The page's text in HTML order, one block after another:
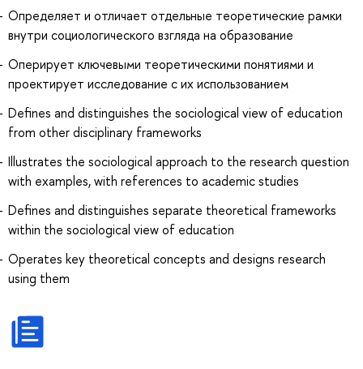
Определяет и отличает отдельные теоретические рамки
внутри социологического взгляда на образование
Оперирует ключевыми теоретическими понятиями и
проектирует исследование с их использованием
Defines and distinguishes the sociological view of education
from other disciplinary frameworks
Illustrates the sociological approach to the research question
with examples, with references to academic studies
Defines and distinguishes separate theoretical frameworks
within the sociological view of education
Operates key theoretical concepts and designs research
using them